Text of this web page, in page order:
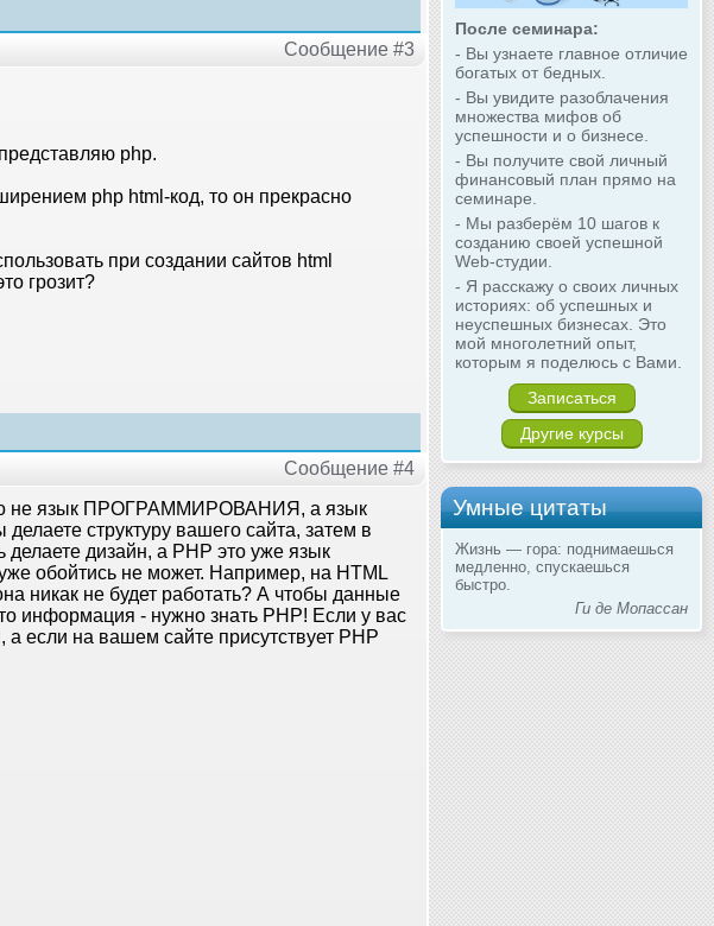
После семинара:
- Вы узнаете главное отличие
богатых от бедных.
- Вы увидите разоблачения
множества мифов об
успешности и о бизнесе.
- Вы получите свой личный
финансовый план прямо на
семинаре.
- Мы разберём 10 шагов к
созданию своей успешной
Web-студии.
- Я расскажу о своих личных
историях: об успешных и
неуспешных бизнесах. Это
мой многолетний опыт,
которым я поделюсь с Вами.
Записаться
Другие курсы
Умные цитаты
Жизнь — гора: поднимаешься
медленно, спускаешься
быстро.
Ги де Мопассан
Сообщение #3
php.
php html-код, то он прекрасно
при создании сайтов html
грозит?
Сообщение #4
не язык ПРОГРАММИРОВАНИЯ, а язык
структуру вашего сайта, затем в
делаете дизайн, а PHP это уже язык
обойтись не может. Например, на HTML
никак не будет работать? А чтобы данные
информация - нужно знать PHP! Если у вас
если на вашем сайте присутствует PHP